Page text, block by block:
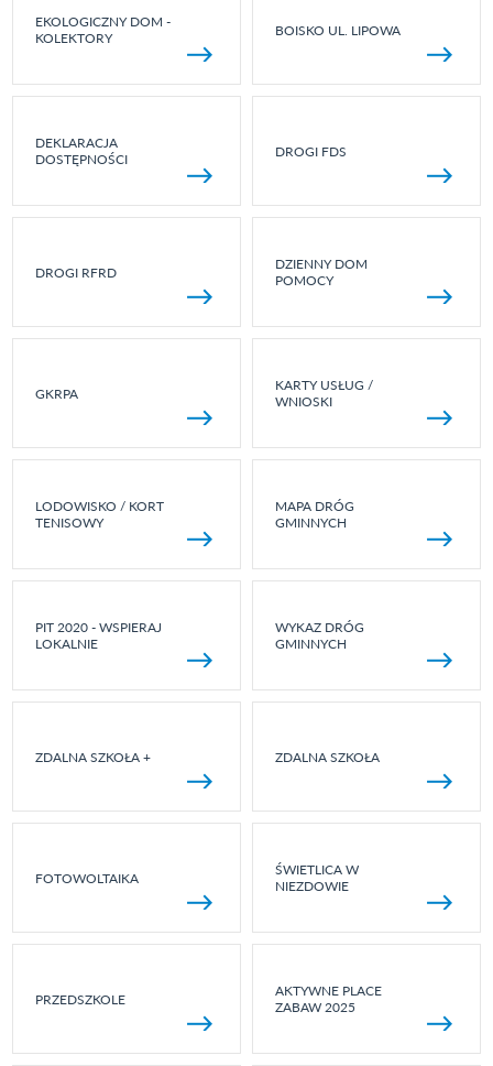
EKOLOGICZNY DOM -
KOLEKTORY
BOISKO UL. LIPOWA
DEKLARACJA
DOSTĘPNOŚCI
DROGI FDS
DROGI RFRD
DZIENNY DOM
POMOCY
GKRPA
KARTY USŁUG /
WNIOSKI
LODOWISKO / KORT
TENISOWY
MAPA DRÓG
GMINNYCH
PIT 2020 - WSPIERAJ
LOKALNIE
WYKAZ DRÓG
GMINNYCH
ZDALNA SZKOŁA + ZDALNA SZKOŁA
FOTOWOLTAIKA
ŚWIETLICA W
NIEZDOWIE
PRZEDSZKOLE
AKTYWNE PLACE
ZABAW 2025